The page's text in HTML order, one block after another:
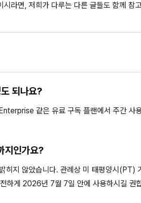
라면, 저희가 다루는 다른 글들도 함께 참
되나요?
같은 유료 구독 플랜에서 주간 사
지인가요?
히지 않았습니다. 관례상 미 태평양시
하게 2026년 7월 7일 안에 사용하시길 권